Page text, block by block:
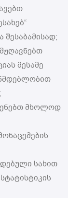
მესამე
მხოლოდ
სახით